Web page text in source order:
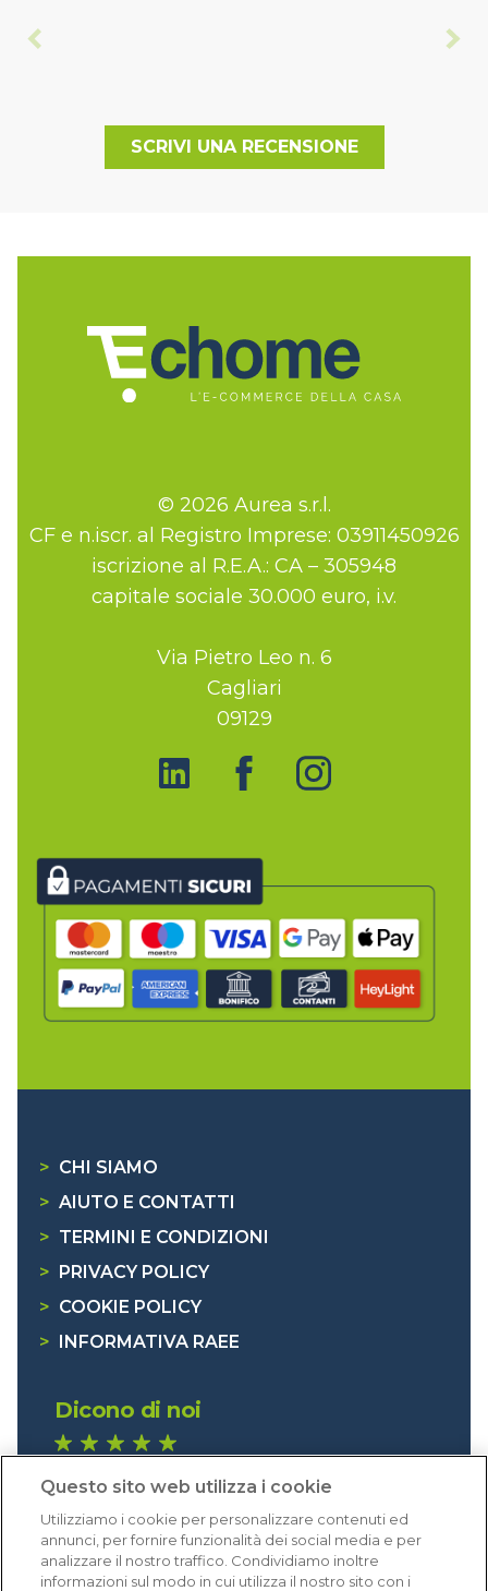
SCRIVI UNA RECENSIONE
© 2026 Aurea s.r.l.
CF e n.iscr. al Registro Imprese: 03911450926
iscrizione al R.E.A.: CA – 305948
capitale sociale 30.000 euro, i.v.
Via Pietro Leo n. 6
Cagliari
09129
> CHI SIAMO
> AIUTO E CONTATTI
> TERMINI E CONDIZIONI
>
PRIVACY POLICY
> COOKIE POLICY
>
INFORMATIVA RAEE
Dicono di noi
Eccellente (4,8)
Acquisti verificati
Questo sito web utilizza i cookie
Utilizziamo i cookie per personalizzare contenuti ed
annunci, per fornire funzionalità dei social media e per
analizzare il nostro traffico. Condividiamo inoltre
informazioni sul modo in cui utilizza il nostro sito con i